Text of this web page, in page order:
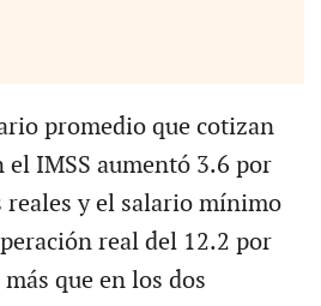
promedio que cotizan
el IMSS aumentó 3.6 por
y el salario mínimo
real del 12.2 por
que en los dos